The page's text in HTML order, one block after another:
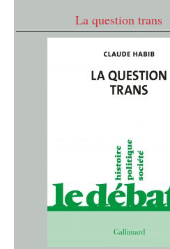
La question trans